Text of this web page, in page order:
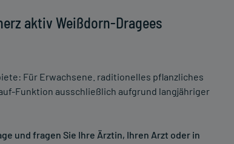
aktiv Weißdorn-Dragees
Für Erwachsene. raditionelles pflanzliches
Funktion ausschließlich aufgrund langjähriger
und fragen Sie Ihre Ärztin, Ihren Arzt oder in